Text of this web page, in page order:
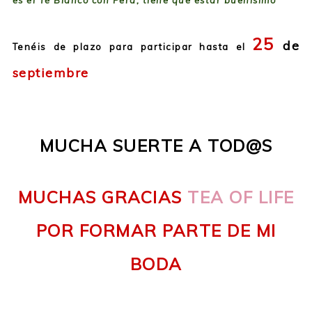
Tenéis de plazo para participar hasta el 25de
septiembre
MUCHA SUERTE A TOD@S
MUCHAS GRACIAS TEA OF LIFE
POR FORMAR PARTE DE MI
BODA